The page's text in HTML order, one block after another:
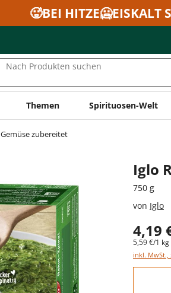
🥵BEI HITZE🥶EISKALT
Nach Produkten suchen
Themen Spirituosen-Welt
Gemüse zubereitet
Iglo
750 g
von Iglo
4,19
5,59 €/1 kg
inkl. MwSt.,